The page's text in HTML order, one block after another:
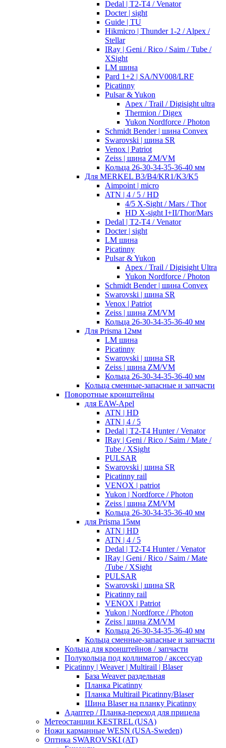
Dedal | T2-T4 / Venator
Docter | sight
Guide | TU
Hikmicro | Thunder 1-2 / Alpex /
Stellar
IRay | Geni / Rico / Saim / Tube /
XSight
LM шина
Pard 1+2 | SA/NV008/LRF
Picatinny
Pulsar & Yukon
Apex / Trail / Digisight ultra
Thermion / Digex
Yukon Nordforce / Photon
Schmidt Bender | шина Convex
Swarovski | шина SR
Venox | Patriot
Zeiss | шина ZM/VM
Кольца 26-30-34-35-36-40 мм
Для MERKEL B3/B4/KR1/K3/K5
Aimpoint | micro
ATN | 4 / 5 / HD
4/5 X-Sight / Mars / Thor
HD X-sight I+II/Thor/Mars
Dedal | T2-T4 / Venator
Docter | sight
LM шина
Picatinny
Pulsar & Yukon
Apex / Trail / Digisight Ultra
Yukon Nordforce / Photon
Schmidt Bender | шина Convex
Swarovski | шина SR
Venox | Patriot
Zeiss | шина ZM/VM
Кольца 26-30-34-35-36-40 мм
Для Prisma 12мм
LM шина
Picatinny
Swarovski | шина SR
Zeiss | шина ZM/VM
Кольца 26-30-34-35-36-40 мм
Кольца сменные-запасные и запчасти
Поворотные кронштейны
для EAW-Apel
ATN | HD
ATN | 4 / 5
Dedal | T2-T4 Hunter / Venator
IRay | Geni / Rico / Saim / Mate /
Tube / XSight
PULSAR
Swarovski | шина SR
Picatinny rail
VENOX | patriot
Yukon | Nordforce / Photon
Zeiss | шина ZM/VM
Кольца 26-30-34-35-36-40 мм
для Prisma 15мм
ATN | HD
ATN | 4 / 5
Dedal | T2-T4 Hunter / Venator
IRay | Geni / Rico / Saim / Mate
/Tube / XSight
PULSAR
Swarovski | шина SR
Picatinny rail
VENOX | Patriot
Yukon | Nordforce / Photon
Zeiss | шина ZM/VM
Кольца 26-30-34-35-36-40 мм
Кольца сменные-запасные и запчасти
Кольца для кронштейнов / запчасти
Полукольца под коллиматор / аксессуар
Picatinny | Weaver | Multirail | Blaser
База Weaver раздельная
Планка Picatinny
Планка Multirail Picatinny/Blaser
Шина Blaser на планку Picatinny
Адаптер / Планка-переход для прицела
Метеостанции KESTREL (USA)
Ножи карманные WESN (USA-Sweden)
Оптика SWAROVSKI (AT)